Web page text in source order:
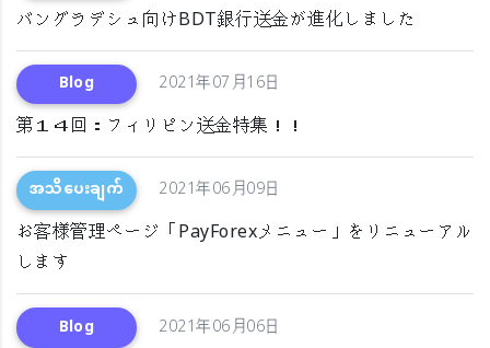
バングラデシュ向けBDT銀行送金が進化しました
Blog 2021年07月16日
第１４回：フィリピン送金特集！！
အသိပေးချက် 2021年06月09日
お客様管理ページ「PayForexメニュー」をリニューアル
します
Blog 2021年06月06日